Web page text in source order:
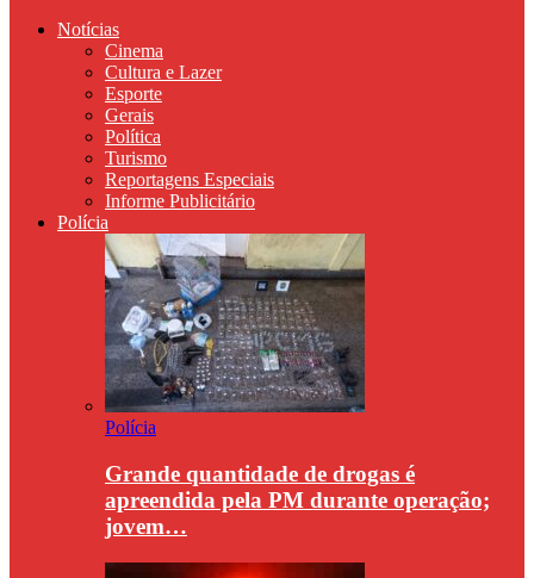
Notícias
Cinema
Cultura e Lazer
Esporte
Gerais
Política
Turismo
Reportagens Especiais
Informe Publicitário
Polícia
Polícia
Grande quantidade de drogas é
apreendida pela PM durante operação;
jovem…